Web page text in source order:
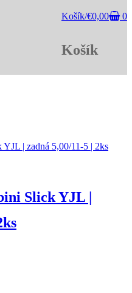
Košík/€0,00 0
Košík
Slick YJL |